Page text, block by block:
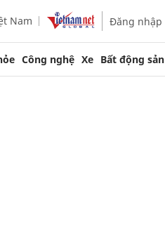
Nam Đăng nhập
Công nghệ Xe Bất động sản